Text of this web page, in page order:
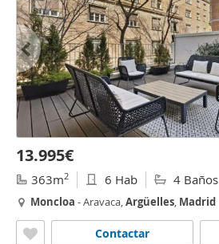
13.995€
363m2 6 Hab 4 Baños
Moncloa - Aravaca,Argüelles, Madrid
Contactar